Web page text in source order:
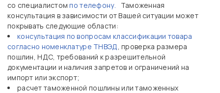
со специалистомпо телефону. Таможенная
консультация в зависимости от Вашей ситуации может
покрывать следующие области:
консультация по вопросам классификации товара
согласно номенклатуре ТНВЭД, проверка размера
пошлин, НДС, требований к разрешительной
документации и наличия запретов и ограничений на
импорт или экспорт;
расчет таможенной пошлины или таможенных